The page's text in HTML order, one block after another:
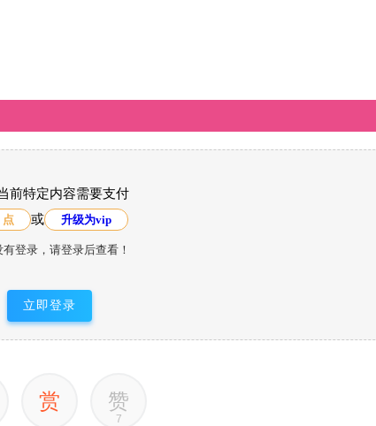
前特定内容需要支付
点 或 升级为vip
登录，请登录后查看！
立即登录
赏 赞
7